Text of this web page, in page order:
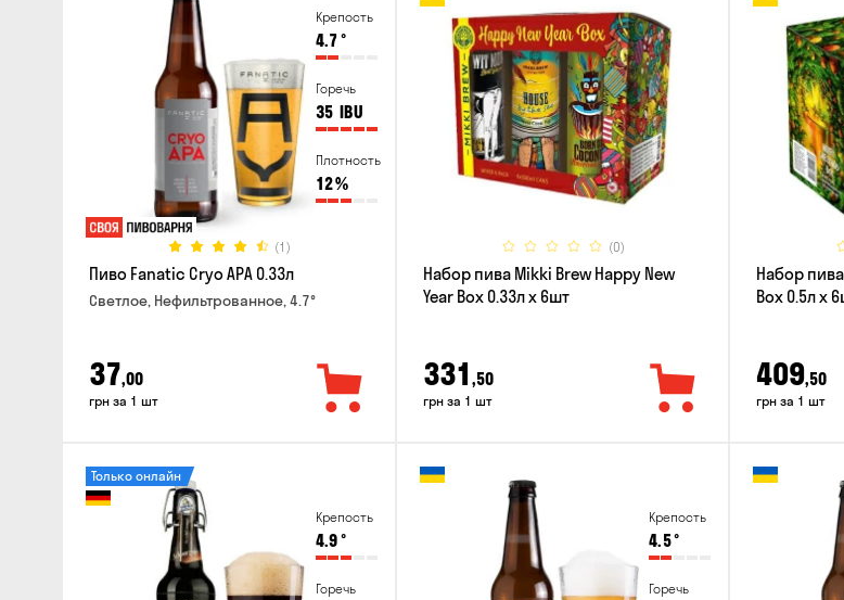
Крепость
4.7°
Горечь
35 IBU
Плотность
12%
(1)
Пиво Fanatic Cryo APA 0.33л
Светлое, Нефильтрованное, 4.7°
37,00
грн за 1 шт
(0)
Набор пива Mikki Brew Happy New
Year Box 0.33л x 6шт
331 ,50
грн за 1 шт
Набор
Box 0.5л x
409,50
грн за 1 шт
Крепость
4.9°
Горечь
Только онлайн
Крепость
4.5°
Горечь